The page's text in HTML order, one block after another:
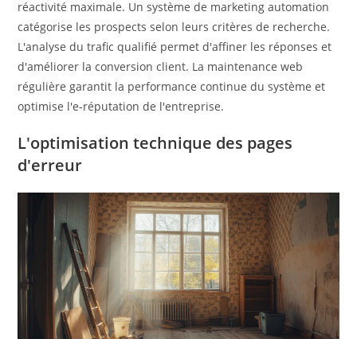
réactivité maximale. Un système de marketing automation
catégorise les prospects selon leurs critères de recherche.
L'analyse du trafic qualifié permet d'affiner les réponses et
d'améliorer la conversion client. La maintenance web
régulière garantit la performance continue du système et
optimise l'e-réputation de l'entreprise.
L'optimisation technique des pages
d'erreur